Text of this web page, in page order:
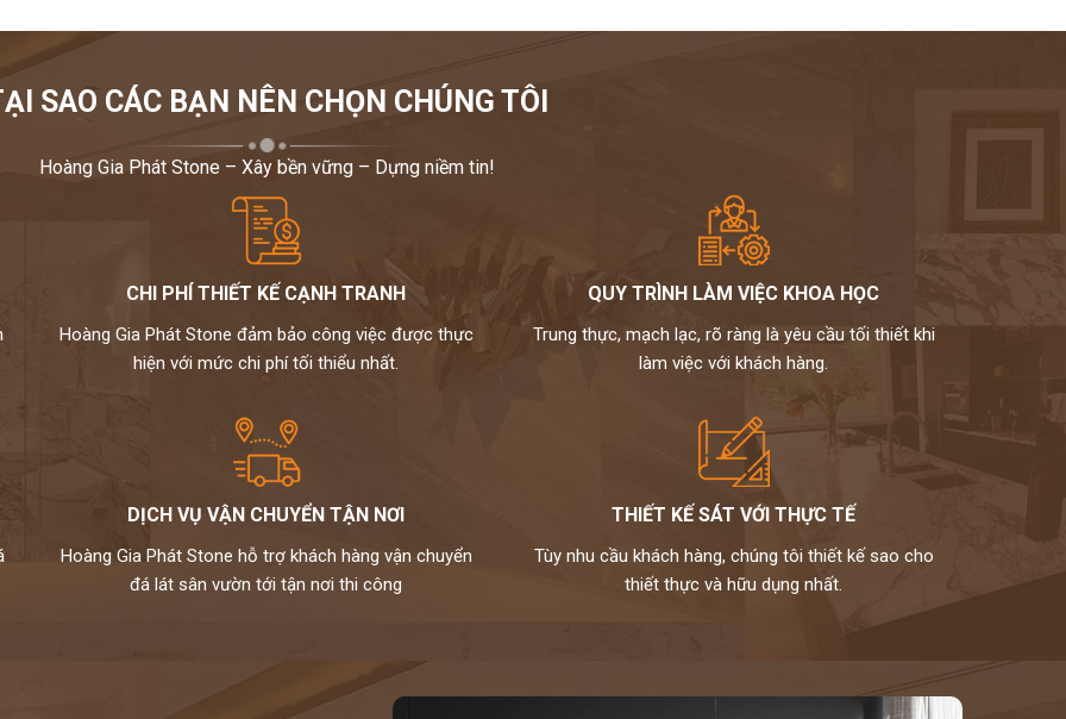
SAO CÁC BẠN NÊN CHỌN CHÚNG TÔI
Hoàng Gia Phát Stone – Xây bền vững – Dựng niềm tin!
CHI PHÍ THIẾT KẾ CẠNH TRANH
Hoàng Gia Phát Stone đảm bảo công việc được thực
hiện với mức chi phí tối thiểu nhất.
QUY TRÌNH LÀM VIỆC KHOA HỌC
Trung thực, mạch lạc, rõ ràng là yêu cầu tối thiết khi
làm việc với khách hàng.
DỊCH VỤ VẬN CHUYỂN TẬN NƠI
Hoàng Gia Phát Stone hỗ trợ khách hàng vận chuyển
đá lát sân vườn tới tận nơi thi công
THIẾT KẾ SÁT VỚI THỰC TẾ
Tùy nhu cầu khách hàng, chúng tôi thiết kế sao cho
thiết thực và hữu dụng nhất.